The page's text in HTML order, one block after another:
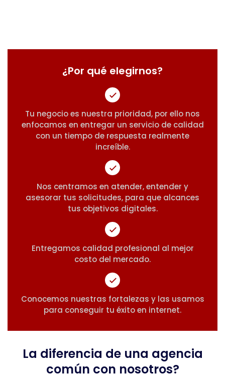
¿Por qué elegirnos?
Tu negocio es nuestra prioridad, por ello nos
enfocamos en entregar un servicio de calidad
con un tiempo de respuesta realmente
increíble.
Nos centramos en atender, entender y
asesorar tus solicitudes, para que alcances
tus objetivos digitales.
Entregamos calidad profesional al mejor
costo del mercado.
Conocemos nuestras fortalezas y las usamos
para conseguir tu éxito en internet.
La diferencia de una agencia
común con nosotros?